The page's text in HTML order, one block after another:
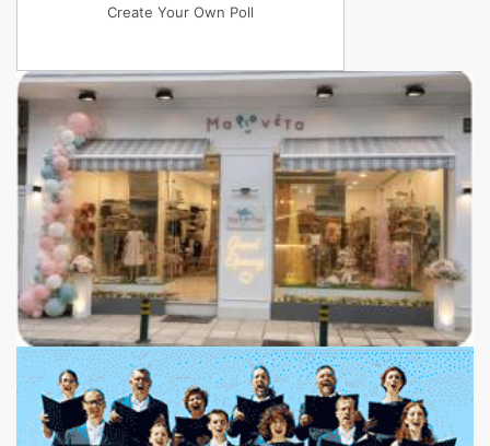
Create Your Own Poll